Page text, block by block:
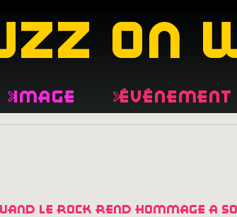
on
Image Événement
le rock rend hommage à